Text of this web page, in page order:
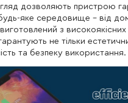
дозволяють пристрою
яке середовище - від
з
не тільки
та безпеку використання.